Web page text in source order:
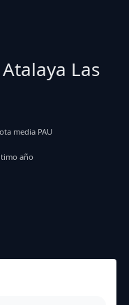
Atalaya Las
media PAU
año